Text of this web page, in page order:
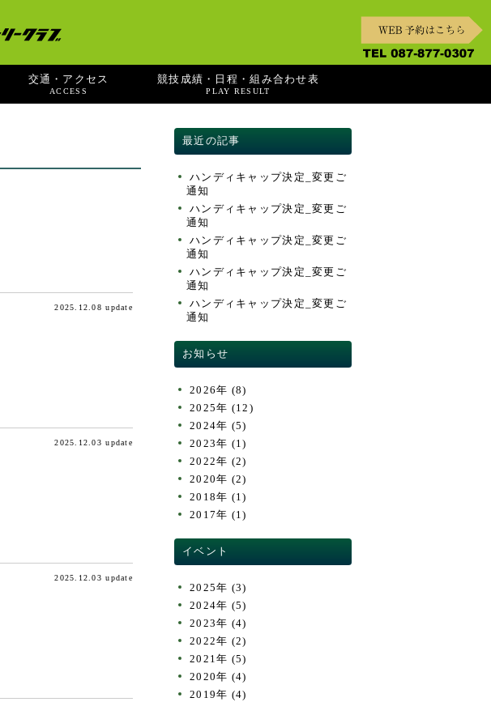
交通・アクセス
ACCESS
競技成績・日程・組み合わせ表
PLAY RESULT
2025.12.08 update
2025.12.03 update
2025.12.03 update
最近の記事
ハンディキャップ決定_変更ご
通知
ハンディキャップ決定_変更ご
通知
ハンディキャップ決定_変更ご
通知
ハンディキャップ決定_変更ご
通知
ハンディキャップ決定_変更ご
通知
お知らせ
2026年 (8)
2025年 (12)
2024年 (5)
2023年 (1)
2022年 (2)
2020年 (2)
2018年 (1)
2017年 (1)
イベント
2025年 (3)
2024年 (5)
2023年 (4)
2022年 (2)
2021年 (5)
2020年 (4)
2019年 (4)